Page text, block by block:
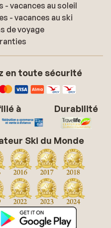
- vacances au soleil
- vacances au ski
de voyage
en toute sécurité
à Durabilité
Ski du Monde